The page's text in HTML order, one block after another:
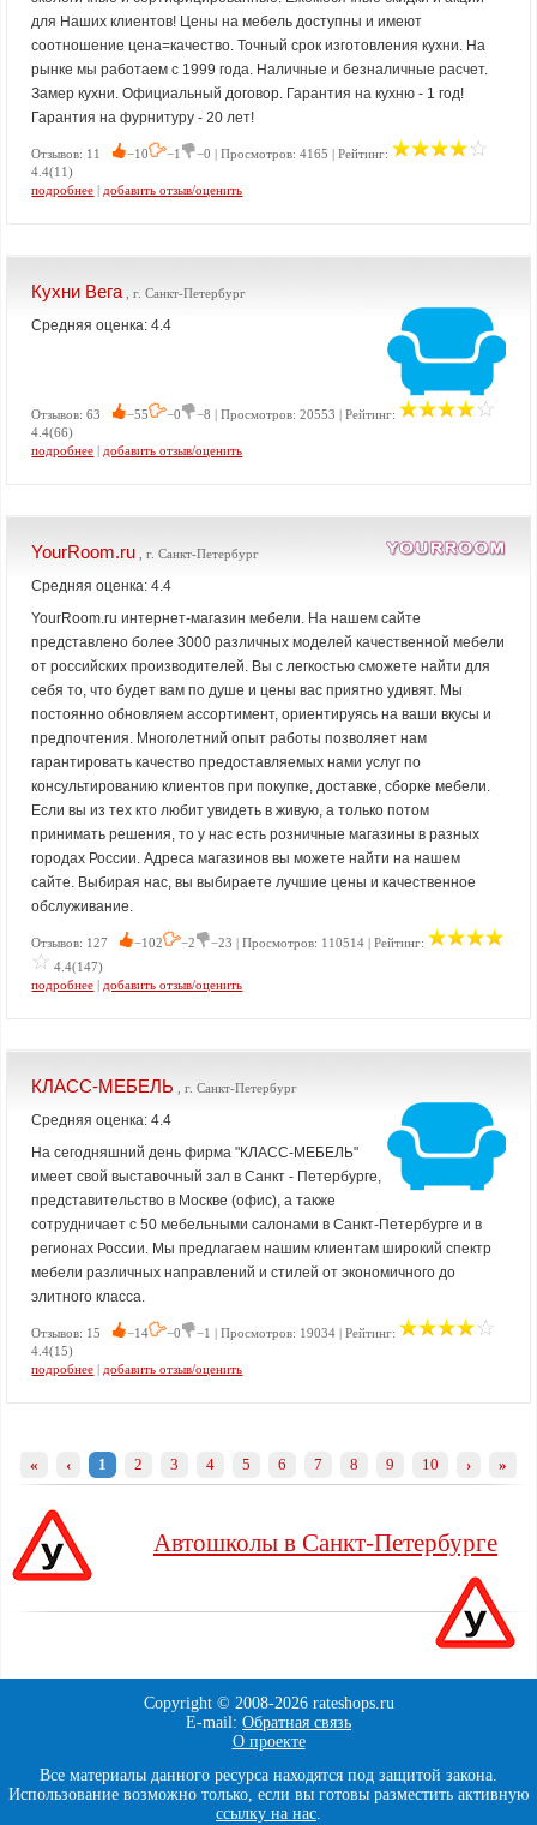
для Наших клиентов! Цены на мебель доступны и имеют
соотношение цена=качество. Точный срок изготовления кухни. На
рынке мы работаем с 1999 года. Наличные и безналичные расчет.
Замер кухни. Официальный договор. Гарантия на кухню - 1 год!
Гарантия на фурнитуру - 20 лет!
Отзывов: 11 −10 −1
−0 | Просмотров: 4165 | Рейтинг:
4.4(11)
подробнее | добавить отзыв/оценить
Кухни Вега , г. Санкт-Петербург
Средняя оценка: 4.4
Отзывов: 63 −55 −0
−8 | Просмотров: 20553 | Рейтинг:
4.4(66)
подробнее | добавить отзыв/оценить
YourRoom.ru , г. Санкт-Петербург
Средняя оценка: 4.4
YourRoom.ru интернет-магазин мебели. На нашем сайте
представлено более 3000 различных моделей качественной мебели
от российских производителей. Вы с легкостью сможете найти для
себя то, что будет вам по душе и цены вас приятно удивят. Мы
постоянно обновляем ассортимент, ориентируясь на ваши вкусы и
предпочтения. Многолетний опыт работы позволяет нам
гарантировать качество предоставляемых нами услуг по
консультированию клиентов при покупке, доставке, сборке мебели.
Если вы из тех кто любит увидеть в живую, а только потом
принимать решения, то у нас есть розничные магазины в разных
городах России. Адреса магазинов вы можете найти на нашем
сайте. Выбирая нас, вы выбираете лучшие цены и качественное
обслуживание.
Отзывов: 127 −102 −2
−23 | Просмотров: 110514 | Рейтинг:
4.4(147)
подробнее | добавить отзыв/оценить
КЛАСС-МЕБЕЛЬ , г. Санкт-Петербург
Средняя оценка: 4.4
На сегодняшний день фирма "КЛАСС-МЕБЕЛЬ"
имеет свой выставочный зал в Санкт - Петербурге,
представительство в Москве (офис), а также
сотрудничает с 50 мебельными салонами в Санкт-Петербурге и в
регионах России. Мы предлагаем нашим клиентам широкий спектр
мебели различных направлений и стилей от экономичного до
элитного класса.
Отзывов: 15 −14 −0
−1 | Просмотров: 19034 | Рейтинг:
4.4(15)
подробнее | добавить отзыв/оценить
« ‹ 1 2 3 4 5 6 7 8 9 10 › »
Автошколы в Санкт-Петербурге
Copyright © 2008-2026 rateshops.ru
E-mail: Обратная связь
О проекте
Все материалы данного ресурса находятся под защитой закона.
Использование возможно только, если вы готовы разместить активную
ссылку на нас.